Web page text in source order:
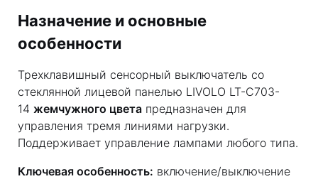
Назначение и основные
особенности
Трехклавишный сенсорный выключатель со
стеклянной лицевой панелью LIVOLO LT-C703-
14 жемчужного цвета предназначен для
управления тремя линиями нагрузки.
Поддерживает управление лампами любого типа.
Ключевая особенность: включение/выключение